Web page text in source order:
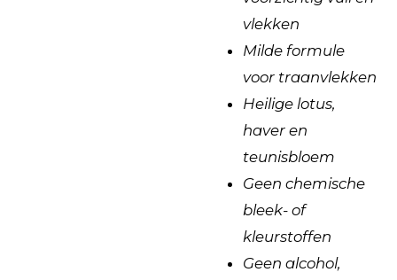
vlekken
Milde formule
voor traanvlekken
Heilige lotus,
haver en
teunisbloem
Geen chemische
bleek- of
kleurstoffen
Geen alcohol,